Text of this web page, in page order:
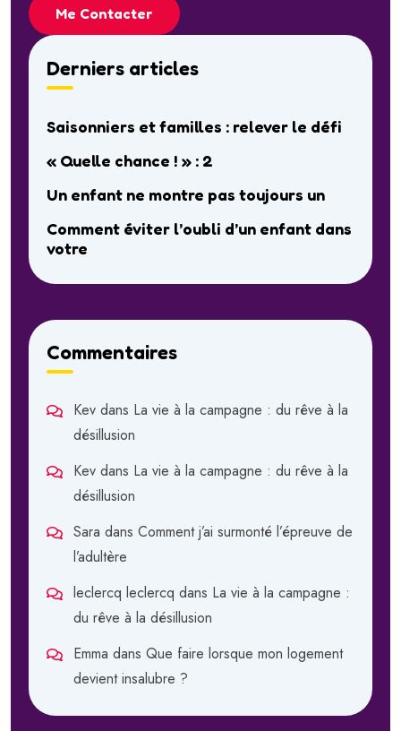
Me Contacter
Derniers articles
Saisonniers et familles : relever le défi
« Quelle chance ! » : 2
Un enfant ne montre pas toujours un
Comment éviter l’oubli d’un enfant dans
votre
Commentaires
Kev dans La vie à la campagne : du rêve à la
désillusion
Kev dans La vie à la campagne : du rêve à la
désillusion
Sara dans Comment j’ai surmonté l’épreuve de
l’adultère
leclercq leclercq dans La vie à la campagne :
du rêve à la désillusion
Emma dans Que faire lorsque mon logement
devient insalubre ?